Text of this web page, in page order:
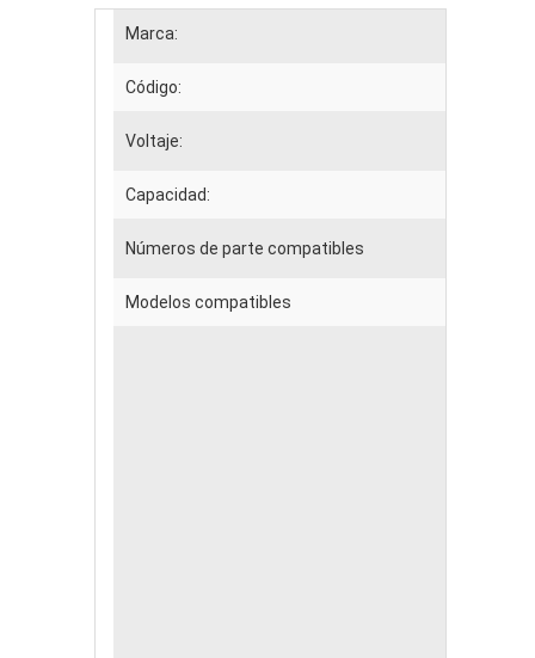
Marca:
Código:
Voltaje:
Capacidad:
Números de parte compatibles
Modelos compatibles